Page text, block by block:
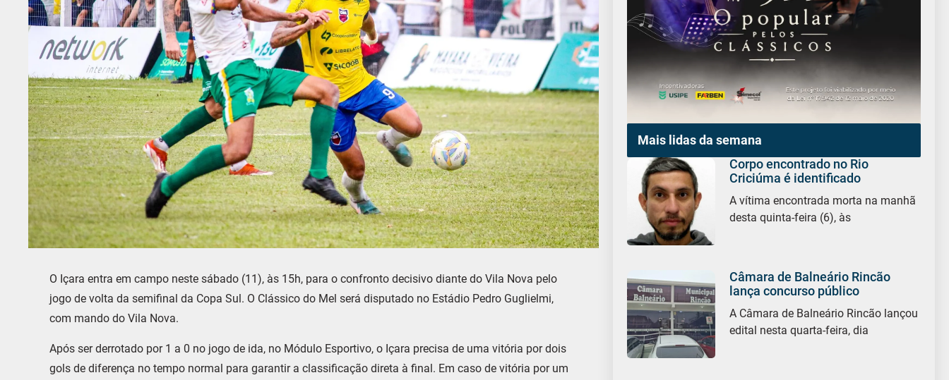
O Içara entra em campo neste sábado (11), às 15h, para o confronto decisivo diante do Vila Nova pelo
jogo de volta da semifinal da Copa Sul. O Clássico do Mel será disputado no Estádio Pedro Guglielmi,
com mando do Vila Nova.
Após ser derrotado por 1 a 0 no jogo de ida, no Módulo Esportivo, o Içara precisa de uma vitória por dois
gols de diferença no tempo normal para garantir a classificação direta à final. Em caso de vitória por um
Mais lidas da semana
Corpo encontrado no Rio
Criciúma é identificado
A vítima encontrada morta na manhã
desta quinta-feira (6), às
Câmara de Balneário Rincão
lança concurso público
A Câmara de Balneário Rincão lançou
edital nesta quarta-feira, dia